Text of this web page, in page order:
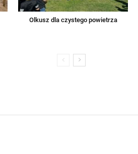
Olkusz dla czystego powietrza